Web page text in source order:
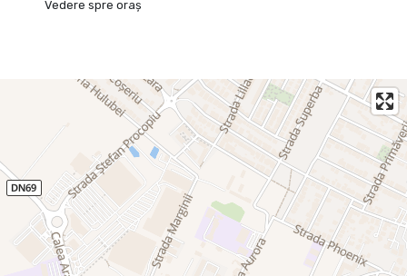
Vedere spre oraș